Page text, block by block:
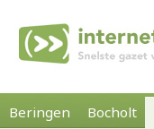
Beringen Bocholt